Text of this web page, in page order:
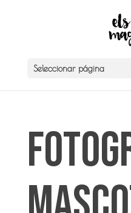
Seleccionar página